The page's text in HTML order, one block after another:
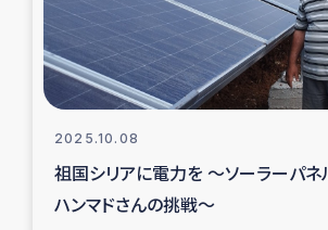
復興支援事業
民際教育事業
2025.10.08
祖国シリアに電力を ～ソーラーパネ
ハンマドさんの挑戦～